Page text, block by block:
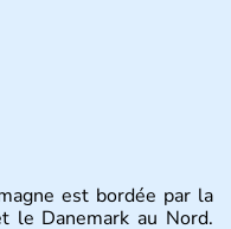
est bordée par la
le Danemark au Nord.